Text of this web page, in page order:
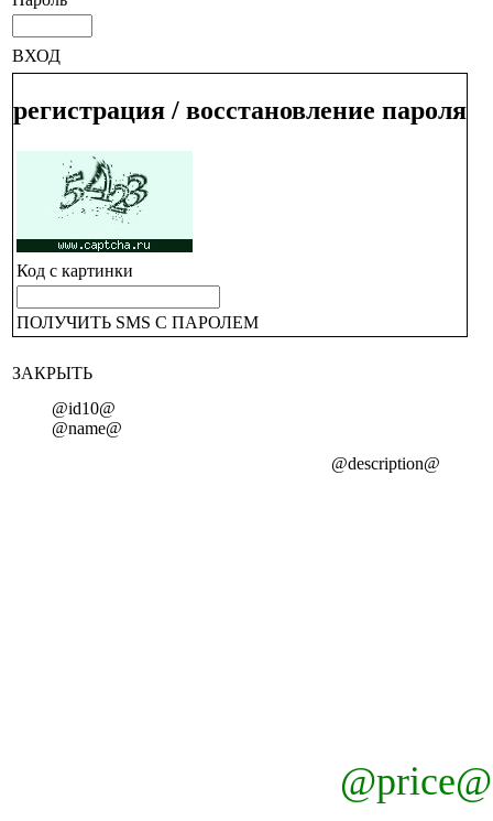
ВХОД
регистрация / восстановление пароля
Код с картинки
ПОЛУЧИТЬ SMS С ПАРОЛЕМ
ЗАКРЫТЬ
@id10@
@name@
@description@
@price@